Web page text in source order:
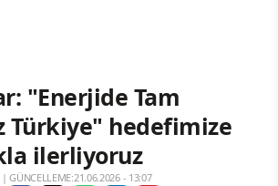
"Enerjide Tam
Türkiye" hedefimize
ilerliyoruz
|GÜNCELLEME:21.06.2026 - 13:07